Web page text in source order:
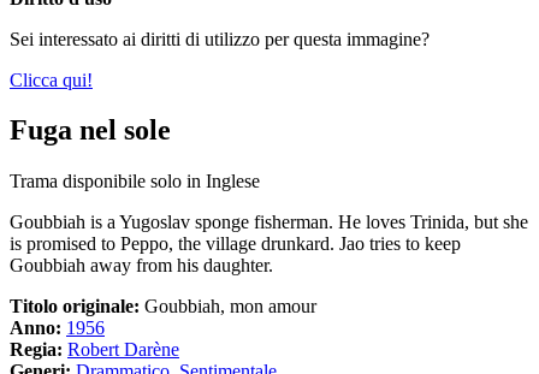
Sei interessato ai diritti di utilizzo per questa immagine?
Clicca qui!
Fuga nel sole
Trama disponibile solo in Inglese
Goubbiah is a Yugoslav sponge fisherman. He loves Trinida, but she
is promised to Peppo, the village drunkard. Jao tries to keep
Goubbiah away from his daughter.
Titolo originale: Goubbiah, mon amour
Anno: 1956
Regia: Robert Darène